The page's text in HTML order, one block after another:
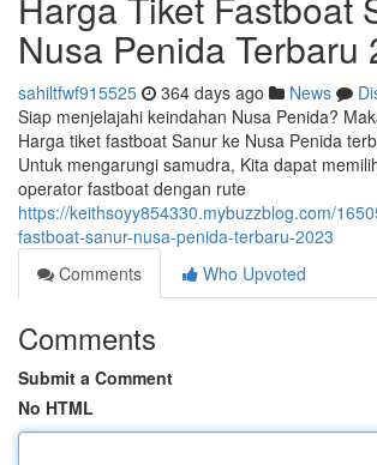
Nusa Penida Terbaru
sahiltfwf915525 364 days ago News
Siap menjelajahi keindahan Nusa Penida?
Harga tiket fastboat Sanur ke Nusa Penida
Untuk mengarungi samudra, Kita dapat
operator fastboat dengan rute
https://keithsoyy854330.mybuzzblog.com/
fastboat-sanur-nusa-penida-terbaru-2023
Comments
Who Upvoted
Comments
Submit a Comment
No HTML